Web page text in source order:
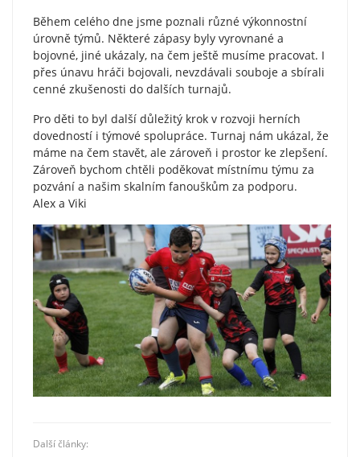
Během celého dne jsme poznali různé výkonnostní
úrovně týmů. Některé zápasy byly vyrovnané a
bojovné, jiné ukázaly, na čem ještě musíme pracovat. I
přes únavu hráči bojovali, nevzdávali souboje a sbírali
cenné zkušenosti do dalších turnajů.
Pro děti to byl další důležitý krok v rozvoji herních
dovedností i týmové spolupráce. Turnaj nám ukázal, že
máme na čem stavět, ale zároveň i prostor ke zlepšení.
Zároveň bychom chtěli poděkovat místnímu týmu za
pozvání a našim skalním fanouškům za podporu.
Alex a Viki
Další články: